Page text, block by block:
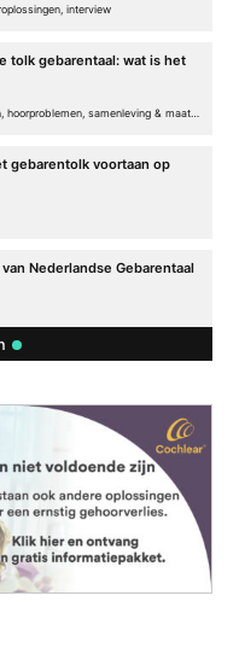
interview
tolk gebarentaal: wat is het
gebarentolk voortaan op
Nederlandse Gebarentaal